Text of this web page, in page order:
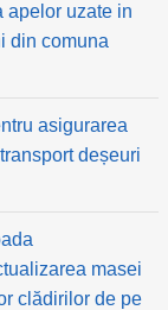
apelor uzate in
din comuna
asigurarea
deșeuri
masei
clădirilor de pe